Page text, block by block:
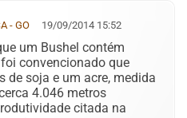
- GO 19/09/2014 15:52
um Bushel contém
convencionado que
de soja e um acre, medida
4.046 metros
citada na